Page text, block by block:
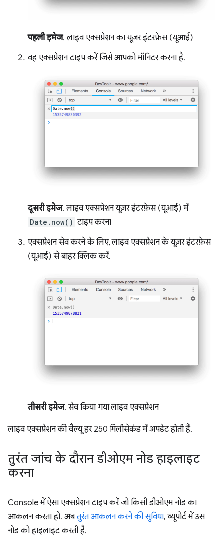
पहली इमेज. लाइव एक्सप्रेशन का यूज़र इंटरफ़ेस (यूआई)
वह एक्सप्रेशन टाइप करें जिसे आपको मॉनिटर करना है.
दूसरी इमेज. लाइव एक्सप्रेशन यूज़र इंटरफ़ेस (यूआई) में
Date.now() टाइप करना
एक्सप्रेशन सेव करने के लिए, लाइव एक्सप्रेशन के यूज़र इंटरफ़ेस
(यूआई) से बाहर क्लिक करें.
तीसरी इमेज. सेव किया गया लाइव एक्सप्रेशन
लाइव एक्सप्रेशन की वैल्यू हर 250 मिलीसेकंड में अपडेट होती हैं.
तुरंत जांच के दौरान डीओएम नोड हाइलाइट
करना
Console में ऐसा एक्सप्रेशन टाइप करें जो किसी डीओएम नोड का
आकलन करता हो. अबतुरंत आकलन करने की सुविधा, व्यूपोर्ट में उस
नोड को हाइलाइट करती है.